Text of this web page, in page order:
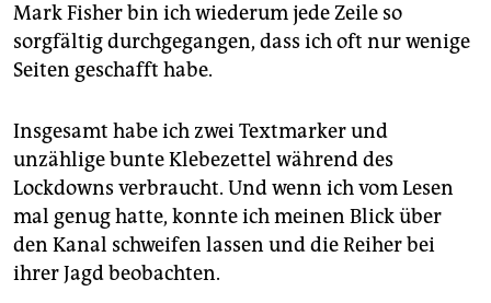
Mark Fisher bin ich wiederum jede Zeile so
sorgfältig durchgegangen, dass ich oft nur wenige
Seiten geschafft habe.
Insgesamt habe ich zwei Textmarker und
unzählige bunte Klebezettel während des
Lockdowns verbraucht. Und wenn ich vom Lesen
mal genug hatte, konnte ich meinen Blick über
den Kanal schweifen lassen und die Reiher bei
ihrer Jagd beobachten.